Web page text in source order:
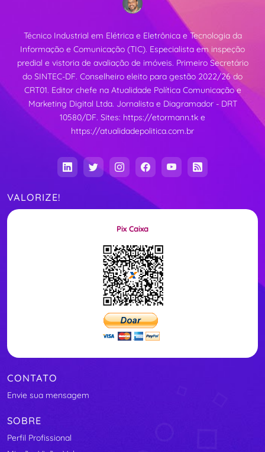
Técnico Industrial em Elétrica e Eletrônica e Tecnologia da
Informação e Comunicação (TIC). Especialista em inspeção
predial e vistoria de avaliação de imóveis. Primeiro Secretário
do SINTEC-DF. Conselheiro eleito para gestão 2022/26 do
CRT01. Editor chefe na Atualidade Política Comunicação e
Marketing Digital Ltda. Jornalista e Diagramador - DRT
10580/DF. Sites: https://etormann.tk e
https://atualidadepolitica.com.br
VALORIZE!
Pix Caixa
CONTATO
Envie sua mensagem
SOBRE
Perfil Profissional